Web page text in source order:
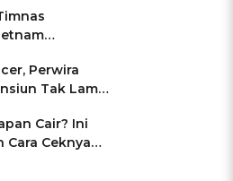
di Pakansari
Perwira
Tak Lama
Cair? Ini
Ceknya